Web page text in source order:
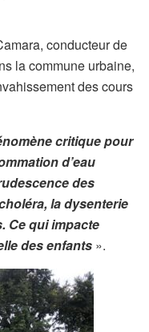
conducteur de
la commune urbaine,
des cours
critique pour
d’eau
des
la dysenterie
Ce qui impacte
des enfants ».